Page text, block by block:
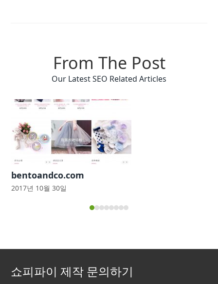
From The Post
Our Latest SEO Related Articles
Use
left
and
right
arrow
keys
to
bentoandco.com
2017년 10월 30일
Press
the
first
쇼피파이 제작 문의하기